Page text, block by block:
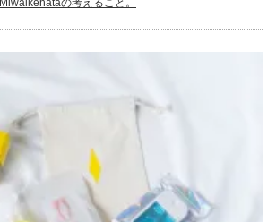
Miwaikehataの考えること。